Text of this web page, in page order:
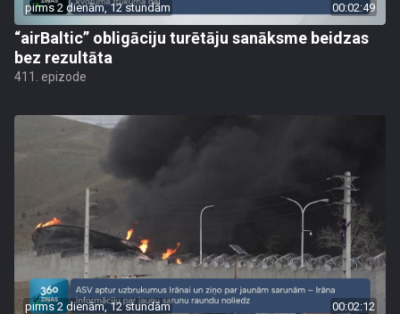
pirms 2 dienām, 12 stundām 00:02:49
“airBaltic” obligāciju turētāju sanāksme beidzas
bez rezultāta
411. epizode
pirms 2 dienām, 12 stundām 00:02:12